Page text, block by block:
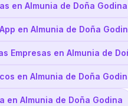
en Almunia de Doña Godina
en Almunia de Doña
Empresas en Almunia de
en Almunia de Doña
en Almunia de Doña Godina